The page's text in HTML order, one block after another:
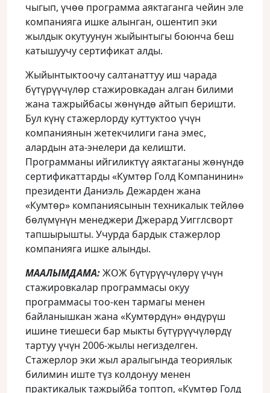
чыгып, үчөө программа аяктаганга чейин эле
компанияга ишке алынган, ошентип эки
жылдык окутуунун жыйынтыгы боюнча беш
катышуучу сертификат алды.
Жыйынтыктоочу салтанаттуу иш чарада
бүтүрүүчүлɵр стажировкадан алган билими
жана тажрыйбасы жɵнүндɵ айтып беришти.
Бул күнү стажерлорду куттуктоо үчүн
компаниянын жетекчилиги гана эмес,
алардын ата-энелери да келишти.
Программаны ийгиликтүү аяктаганы жɵнүндɵ
сертификаттарды «Кумтɵр Голд Компанинин»
президенти Даниэль Дежарден жана
«Кумтɵр» компаниясынын техникалык тейлɵɵ
бɵлүмүнүн менеджери Джерард Уигглсворт
тапшырышты. Учурда бардык стажерлор
компанияга ишке алынды.
МААЛЫМДАМА:ЖОЖ бүтүрүүчүлɵрү үчүн
стажировкалар программасы окуу
программасы тоо-кен тармагы менен
байланышкан жана «Кумтɵрдүн» ɵндүрүш
ишине тиешеси бар мыкты бүтүрүүчүлɵрдү
тартуу үчүн 2006-жылы негизделген.
Стажерлор эки жыл аралыгында теориялык
билимин иште түз колдонуу менен
практикалык тажрыйба топтоп, «Кумтɵр Голд